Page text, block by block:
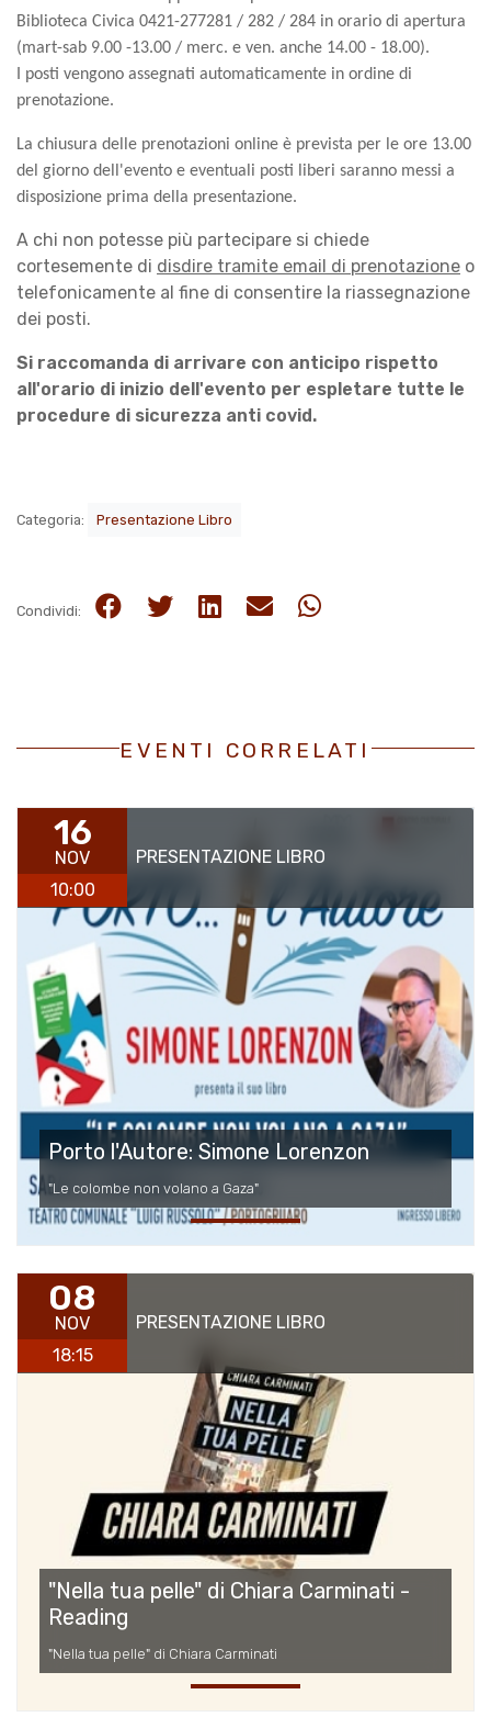
Biblioteca Civica 0421-277281 / 282 / 284 in orario di apertura
(mart-sab 9.00 -13.00 / merc. e ven. anche 14.00 - 18.00).
I posti vengono assegnati automaticamente in ordine di
prenotazione.
La chiusura delle prenotazioni online è prevista per le ore 13.00
del giorno dell'evento e eventuali posti liberi saranno messi a
disposizione prima della presentazione.
A chi non potesse più partecipare si chiede
cortesemente di disdire tramite email di prenotazione o
telefonicamente al fine di consentire la riassegnazione
dei posti.
Si raccomanda di arrivare con anticipo rispetto
all'orario di inizio dell'evento per espletare tutte le
procedure di sicurezza anti covid.
Categoria: Presentazione Libro
Condividi:
EVENTI CORRELATI
16
NOV
10:00
PRESENTAZIONE LIBRO
Porto l'Autore: Simone Lorenzon
"Le colombe non volano a Gaza"
08
NOV
18:15
PRESENTAZIONE LIBRO
"Nella tua pelle" di Chiara Carminati -
Reading
"Nella tua pelle" di Chiara Carminati